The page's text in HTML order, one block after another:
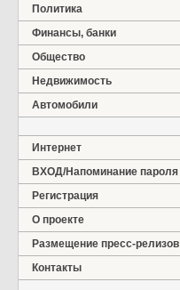
Политика
Финансы, банки
Общество
Недвижимость
Автомобили
Интернет
ВХОД/Напоминание пароля
Регистрация
О проекте
Размещение пресс-релизов
Контакты